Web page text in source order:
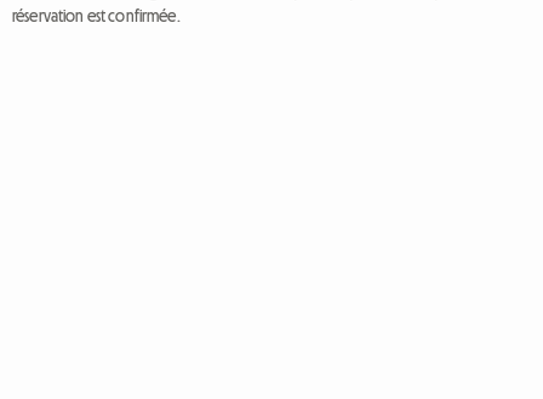
réservation est confirmée.